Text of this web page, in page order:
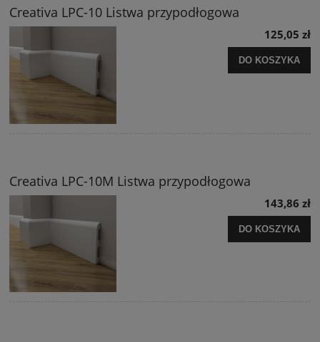
Creativa LPC-10 Listwa przypodłogowa
125,05 zł
DO KOSZYKA
Creativa LPC-10M Listwa przypodłogowa
143,86 zł
DO KOSZYKA